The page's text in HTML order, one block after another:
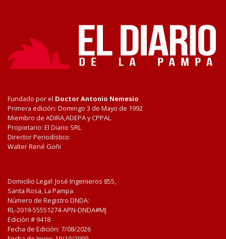
Fundado por el Doctor Antonio Nemesio
Primera edición: Domingo 3 de Mayo de 1992
Miembro de ADIRA,ADEPA y CPPAL
Propietario: El Diario SRL
Director Periodístico:
Walter René Goñi
Domicilio Legal: José Ingenieros 855,
Santa Rosa, La Pampa.
Número de Registro DNDA:
RL-2019-55551274-APN-DNDA#MJ
Edición # 9418
Fecha de Edición: 7/08/2026